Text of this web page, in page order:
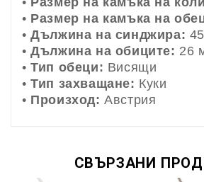
• Размер на камъка на
•Дължина на синджира:
•Дължина на обиците: 26
•Тип обеци: Висящи
•Тип захващане: Куки
• Произход: Австрия
СВЪРЗАНИ